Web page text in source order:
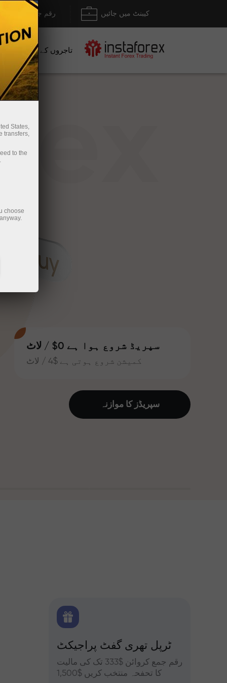
رقم جمع کروانا / کیبنٹ میں جائیں
تاجروں کے لیے
سپریڈ شروع ہوا ہے 0$ / لاٹ
کمیشن شروع ہوتی ہے $4 / لاٹ
سپریڈز کا موازنہ
ٹرپل تھری گفٹ پراجیکٹ
رقم جمع کروائن $333 تک کی مالیت
کا تحفحہ منتخب کریں $1,500
States,
transfers,
to the
choose